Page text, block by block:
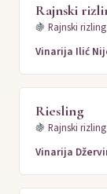
Rajnski
🍇 Rajnski rizling
Vinarija Ilić
Riesling
🍇 Rajnski rizling
Vinarija